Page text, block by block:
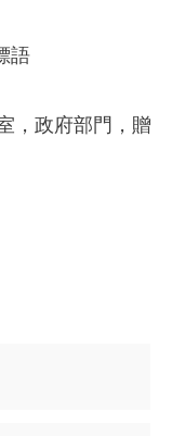
語
，政府部門，贈